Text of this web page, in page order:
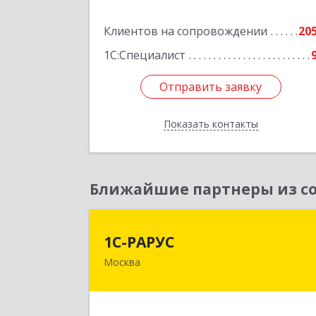
Клиентов на сопровождении
1С:Специалист
Отправить заявку
Показать контакты
Подробнее
Отправить заявку
Назад
Ближайшие партнеры из
1С-РАРУС
Москва127434, Москва г, Дмитровское ш,